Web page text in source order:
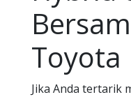
Toyota
Jika Anda tertarik